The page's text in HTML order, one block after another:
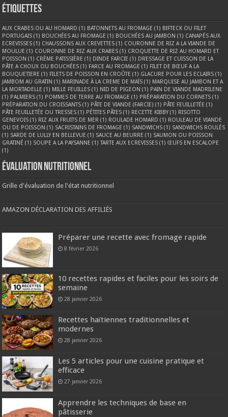
Étiquettes
AUX CRABES OU AU HOMARD (1) BATONNETS AU FROMAGE (1) BIFTECK OU FILET
PORTUGAIS (1) BOUCHÉES AU FROMAGE (1) BOUCHÉES AU JAMBON (1) CANAPÉS AUX
ECREVISSES (1) CHAUSSONS AUX CREVETTES (1) COURONNE DE RIZ A LA VIANDE DE
MOULUE (1) COURONNE DE RIZ AUX CRABES (1) CROQUETTE DE RIZ AU HOMARD ET
POISSON (1) CRÈME PATISSIÈRE (1) DINDE FARCIE (1) DRESSAGE ET CUISSON DE LA
PÂTE A CHOUX OU BOUCHÉES (1) FARCE AU FROMAGE (1) FILET DE BŒUF A LA
BOUQUETIERE (1) FILETS DE POISSON EN CROÛTE (1) GLACURE POUR LES ECLAIRS (1)
JAMBOM AU GRATIN (1) MARINADE À LA CREME DE MAÏS (1) MARQUISE AU JAMBON ET A
LA MORTADELLE (1) MILLE FEUILLES (1) NID DE PIGEON (1) PAIN DE VIANDE MADRILENE
(1) PALMIERS (1) POMMES DE TERRE AU FROMAGE (1) PRÉPARATION DU CORNETS (1)
PRÉPARATION DU CROISSANTS (1) PÂTE DE VIANDE (FARCIE) (1) PÂTE FEUILLETÉE (1)
PÂTE FEUILLETÉE OU TRESSES (1) PÉTITES PÂTES (1) RECETTE KIBBY (1) RISOTTO
GENEVOIS (1) RIZ AUX FRUITS DE MER (1) ROULADE HOMARD (1) ROULEAU DE VIANDE
OU DE POISSON (1) SACRISTAINS DE FROMAGE (1) SANDWICHS (1) SANDWICHS ROULÉS
(1) SARDE DE LULLY EN BELLEVUE (1) SAUCE AU BEURRE (1) SAUMON OU POISSON
GRATINÉ (1) SOUPE A LA PAYSANNE (1) TARTE AUX ECREVISSES (1) ŒUFS EN ESCALOPE
(1)
Évaluation nutritionnel
Grille d'évaluation de l'état nutritionnel
AMAZON DÉCLARATION DES AFFILIÉS
Préparer une recette avec fromage rapide
8 février 2026
10 recettes rapides et faciles pour les soirs de
semaine
28 janvier 2026
Recettes haïtiennes traditionnelles et
modernes
28 janvier 2026
Les 5 articles pour une cuisine pratique et
efficace
27 janvier 2026
Apprendre les techniques de base en
pâtisserie